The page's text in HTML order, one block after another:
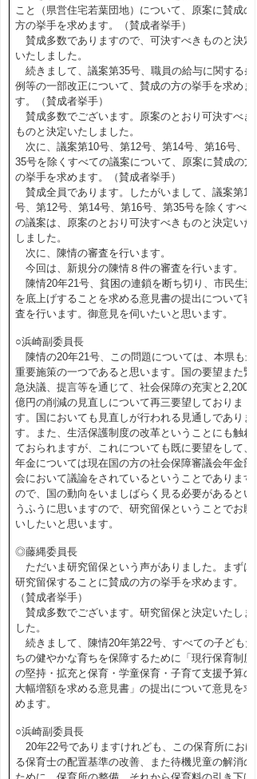
こと（県営住宅若葉団地）について、原案に賛成の
方の挙手を求めます。（賛成者挙手）
賛成多数でありますので、可決すべきものと決定
いたしました。
続きまして、議案第35号、職員の給与に関する条
例等の一部改正について、賛成の方の挙手を求めま
す。（賛成者挙手）
賛成多数でございます。原案のとおり可決すべき
ものと決定いたしました。
次に、議案第10号、第12号、第14号、第16号、第
35号を除くすべての議案について、原案に賛成の方
の挙手を求めます。（賛成者挙手）
賛成全員であります。したがいまして、議案第10
号、第12号、第14号、第16号、第35号を除くすべて
の議案は、原案のとおり可決すべきものと決定いた
しました。
次に、陳情の審査を行います。
今回は、新規分の陳情８件の審査を行います。
陳情20年21号、貧困の連鎖を断ち切り、市民生活
を底上げすることを求める意見書の提出について審
査を行います。御意見を伺いたいと思います。
○浜崎副委員長
陳情の20年21号、この問題については、本県も最
重要施策の一つであると思います。国の要望また緊
急決議、提言等を通じて、社会保障の充実と2,200
億円の削減の見直しについて再三要望しておりま
す。国においても見直しが行われる見通しでありま
す。また、生活保護制度の改革ということにも触れ
ておられますが、これについても既に要望をして、
年金については現在国の方の社会保障審議会年金部
会において議論をされているということであります
ので、国の動向をいましばらく見る必要があるとい
うふうに思いますので、研究留保ということでお願
いしたいと思います。
◎藤縄委員長
ただいま研究留保という声がありました。まずは
研究留保することに賛成の方の挙手を求めます。
（賛成者挙手）
賛成多数でございます。研究留保と決定いたしま
した。
続きまして、陳情20年第22号、すべての子どもた
ちの健やかな育ちを保障するために「現行保育制度
の堅持・拡充と保育・学童保育・子育て支援予算の
大幅増額を求める意見書」の提出について意見を求
めます。
○浜崎副委員長
20年22号でありますけれども、この保育所におけ
る保育士の配置基準の改善、また待機児童の解消の